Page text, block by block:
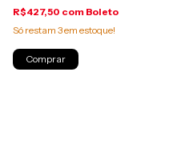
R$427,50 com Boleto
Só restam 3em estoque!